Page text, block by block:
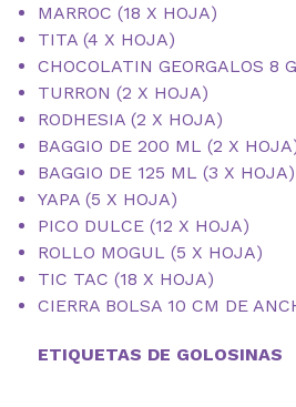
MARROC (18 X HOJA)
TITA (4 X HOJA)
CHOCOLATIN GEORGALOS 8
TURRON (2 X HOJA)
RODHESIA (2 X HOJA)
BAGGIO DE 200 ML (2 X
BAGGIO DE 125 ML (3 X HOJA)
YAPA (5 X HOJA)
PICO DULCE (12 X HOJA)
ROLLO MOGUL (5 X HOJA)
TIC TAC (18 X HOJA)
CIERRA BOLSA 10 CM DE
ETIQUETAS DE GOLOSINAS